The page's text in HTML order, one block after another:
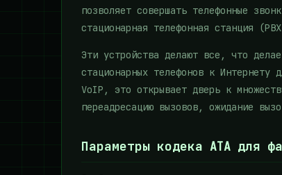
позволяет совершать телефонные
стационарная телефонная станция
Эти устройства делают все, что
стационарных телефонов к
VoIP, это открывает дверь к
переадресацию вызовов, ожидание
Параметры кодека ATA для